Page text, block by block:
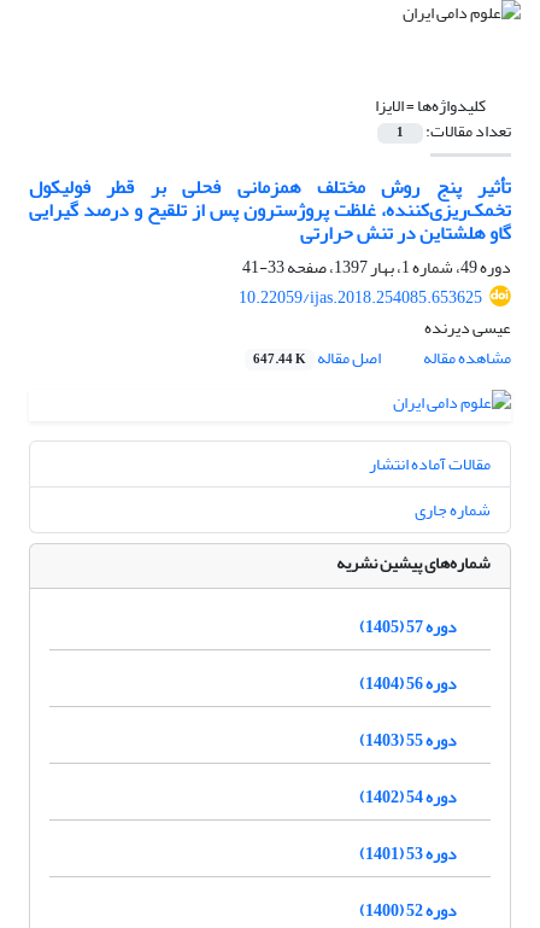
کلیدواژه‌ها =الایزا
تعداد مقالات: 1
تأثیر پنج روش مختلف همزمانی فحلی بر قطر فولیکول
تخمک‌ریزی‌کننده، غلظت پروژسترون پس از تلقیح و درصد گیرایی
گاو هلشتاین در تنش حرارتی
دوره 49، شماره 1، بهار 1397، صفحه
33-41
10.22059/ijas.2018.254085.653625
عیسی دیرنده
مشاهده مقاله
اصل مقاله 647.44 K
مقالات آماده انتشار
شماره جاری
شماره‌های پیشین نشریه
دوره 57 (1405)
دوره 56 (1404)
دوره 55 (1403)
دوره 54 (1402)
دوره 53 (1401)
دوره 52 (1400)